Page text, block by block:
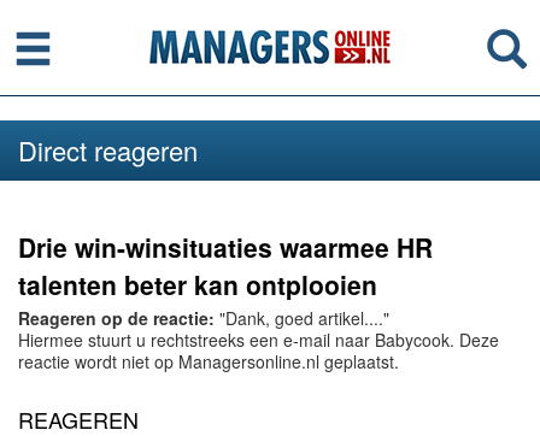
Menu
Direct reageren
Drie win-winsituaties waarmee HR
talenten beter kan ontplooien
Reageren op de reactie: "Dank, goed artikel...."
Hiermee stuurt u rechtstreeks een e-mail naar Babycook. Deze
reactie wordt niet op Managersonline.nl geplaatst.
REAGEREN